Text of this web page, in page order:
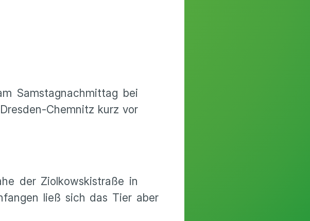
Samstagnachmittag bei
Chemnitz kurz vor
der Ziolkowskistraße in
ließ sich das Tier aber